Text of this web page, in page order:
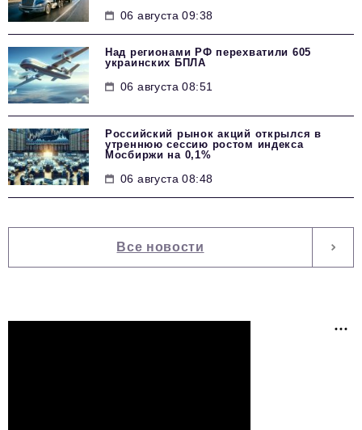
06 августа 09:38
Над регионами РФ перехватили 605
украинских БПЛА
06 августа 08:51
Российский рынок акций открылся в
утреннюю сессию ростом индекса
Мосбиржи на 0,1%
06 августа 08:48
Все новости